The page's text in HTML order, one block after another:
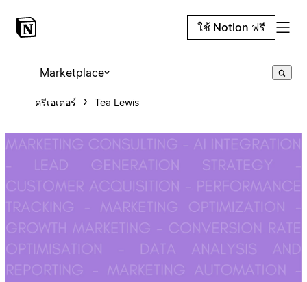
ใช้ Notion ฟรี
Marketplace
ครีเอเตอร์ Tea Lewis